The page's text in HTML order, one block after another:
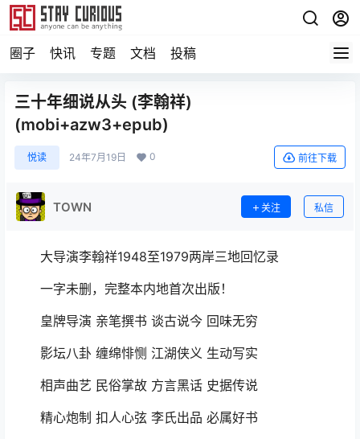
圈子 快讯 专题 文档 投稿
三十年细说从头 (李翰祥)
(mobi+azw3+epub)
悦读 24年7月19日 0 前往下载
TOWN 关注 私信
大导演李翰祥1948至1979两岸三地回忆录
一字未删，完整本内地首次出版！
皇牌导演 亲笔撰书 谈古说今 回味无穷
影坛八卦 缠绵悱恻 江湖侠义 生动写实
相声曲艺 民俗掌故 方言黑话 史据传说
精心炮制 扣人心弦 李氏出品 必属好书